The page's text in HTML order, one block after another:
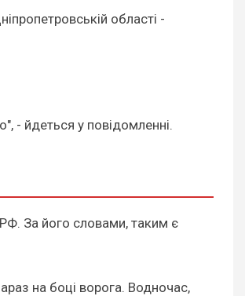
області -
- йдеться у повідомленні.
РФ. За його словами, таким є
на боці ворога. Водночас,